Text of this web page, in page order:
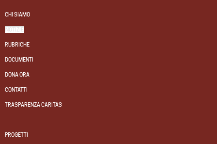
CHI SIAMO
NOTIZIE
RUBRICHE
DOCUMENTI
DONA ORA
CONTATTI
TRASPARENZA CARITAS
PROGETTI